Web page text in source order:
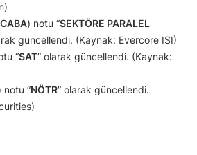
CABA) notu “SEKTÖRE PARALEL
güncellendi. (Kaynak: Evercore ISI)
“SAT” olarak güncellendi. (Kaynak:
notu “NÖTR” olarak güncellendi.